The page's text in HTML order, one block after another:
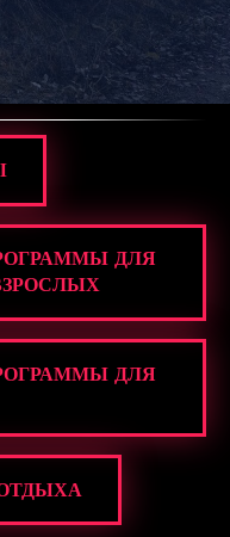
ДЛЯ
ДЛЯ